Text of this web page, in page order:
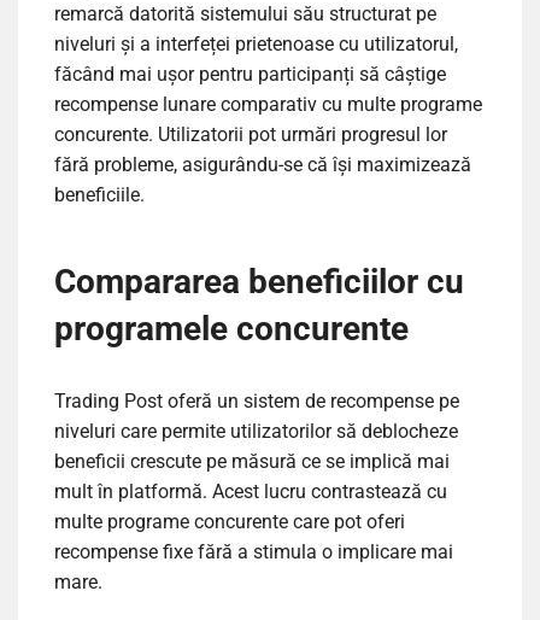
remarcă datorită sistemului său structurat pe
niveluri și a interfeței prietenoase cu utilizatorul,
făcând mai ușor pentru participanți să câștige
recompense lunare comparativ cu multe programe
concurente. Utilizatorii pot urmări progresul lor
fără probleme, asigurându-se că își maximizează
beneficiile.
Compararea beneficiilor cu
programele concurente
Trading Post oferă un sistem de recompense pe
niveluri care permite utilizatorilor să deblocheze
beneficii crescute pe măsură ce se implică mai
mult în platformă. Acest lucru contrastează cu
multe programe concurente care pot oferi
recompense fixe fără a stimula o implicare mai
mare.